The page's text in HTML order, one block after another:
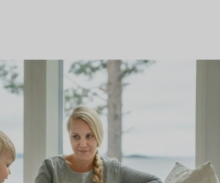
osalta.